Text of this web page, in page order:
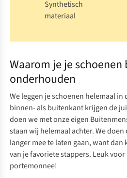
Synthetisch
materiaal
Waarom je je
onderhouden
We leggen je schoenen helemaal
binnen- als buitenkant krijgen de
doen we met onze eigen
staan wij helemaal achter. We
langer mee te laten gaan, want dan
van je favoriete stappers. Leuk
portemonnee!